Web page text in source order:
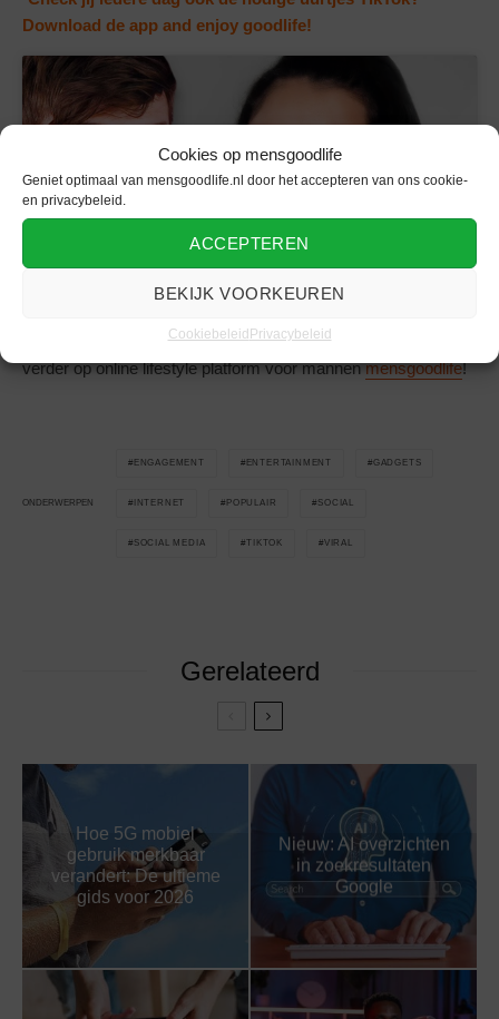
Cookies op mensgoodlife
Geniet optimaal van mensgoodlife.nl door het accepteren van ons cookie-
en privacybeleid.
ACCEPTEREN
BEKIJK VOORKEUREN
Cookiebeleid Privacybeleid
Download de app and enjoy goodlife!
Wil je meer lezen overentertainmenten lifestyle? Lees dan
verder op online lifestyle platform voor mannenmensgoodlife!
ONDERWERPEN
ENGAGEMENT ENTERTAINMENT GADGETS
INTERNET POPULAIR SOCIAL
SOCIAL MEDIA TIKTOK VIRAL
Gerelateerd
Hoe 5G mobiel
gebruik merkbaar
verandert: De ultieme
gids voor 2026
Nieuw: AI overzichten
in zoekresultaten
Google